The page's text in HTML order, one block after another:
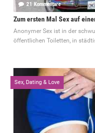
21 Kommentare
Zum ersten Mal Sex auf
Anonymer Sex ist in der
öffentlichen Toiletten, in
Sex, Dating & Love